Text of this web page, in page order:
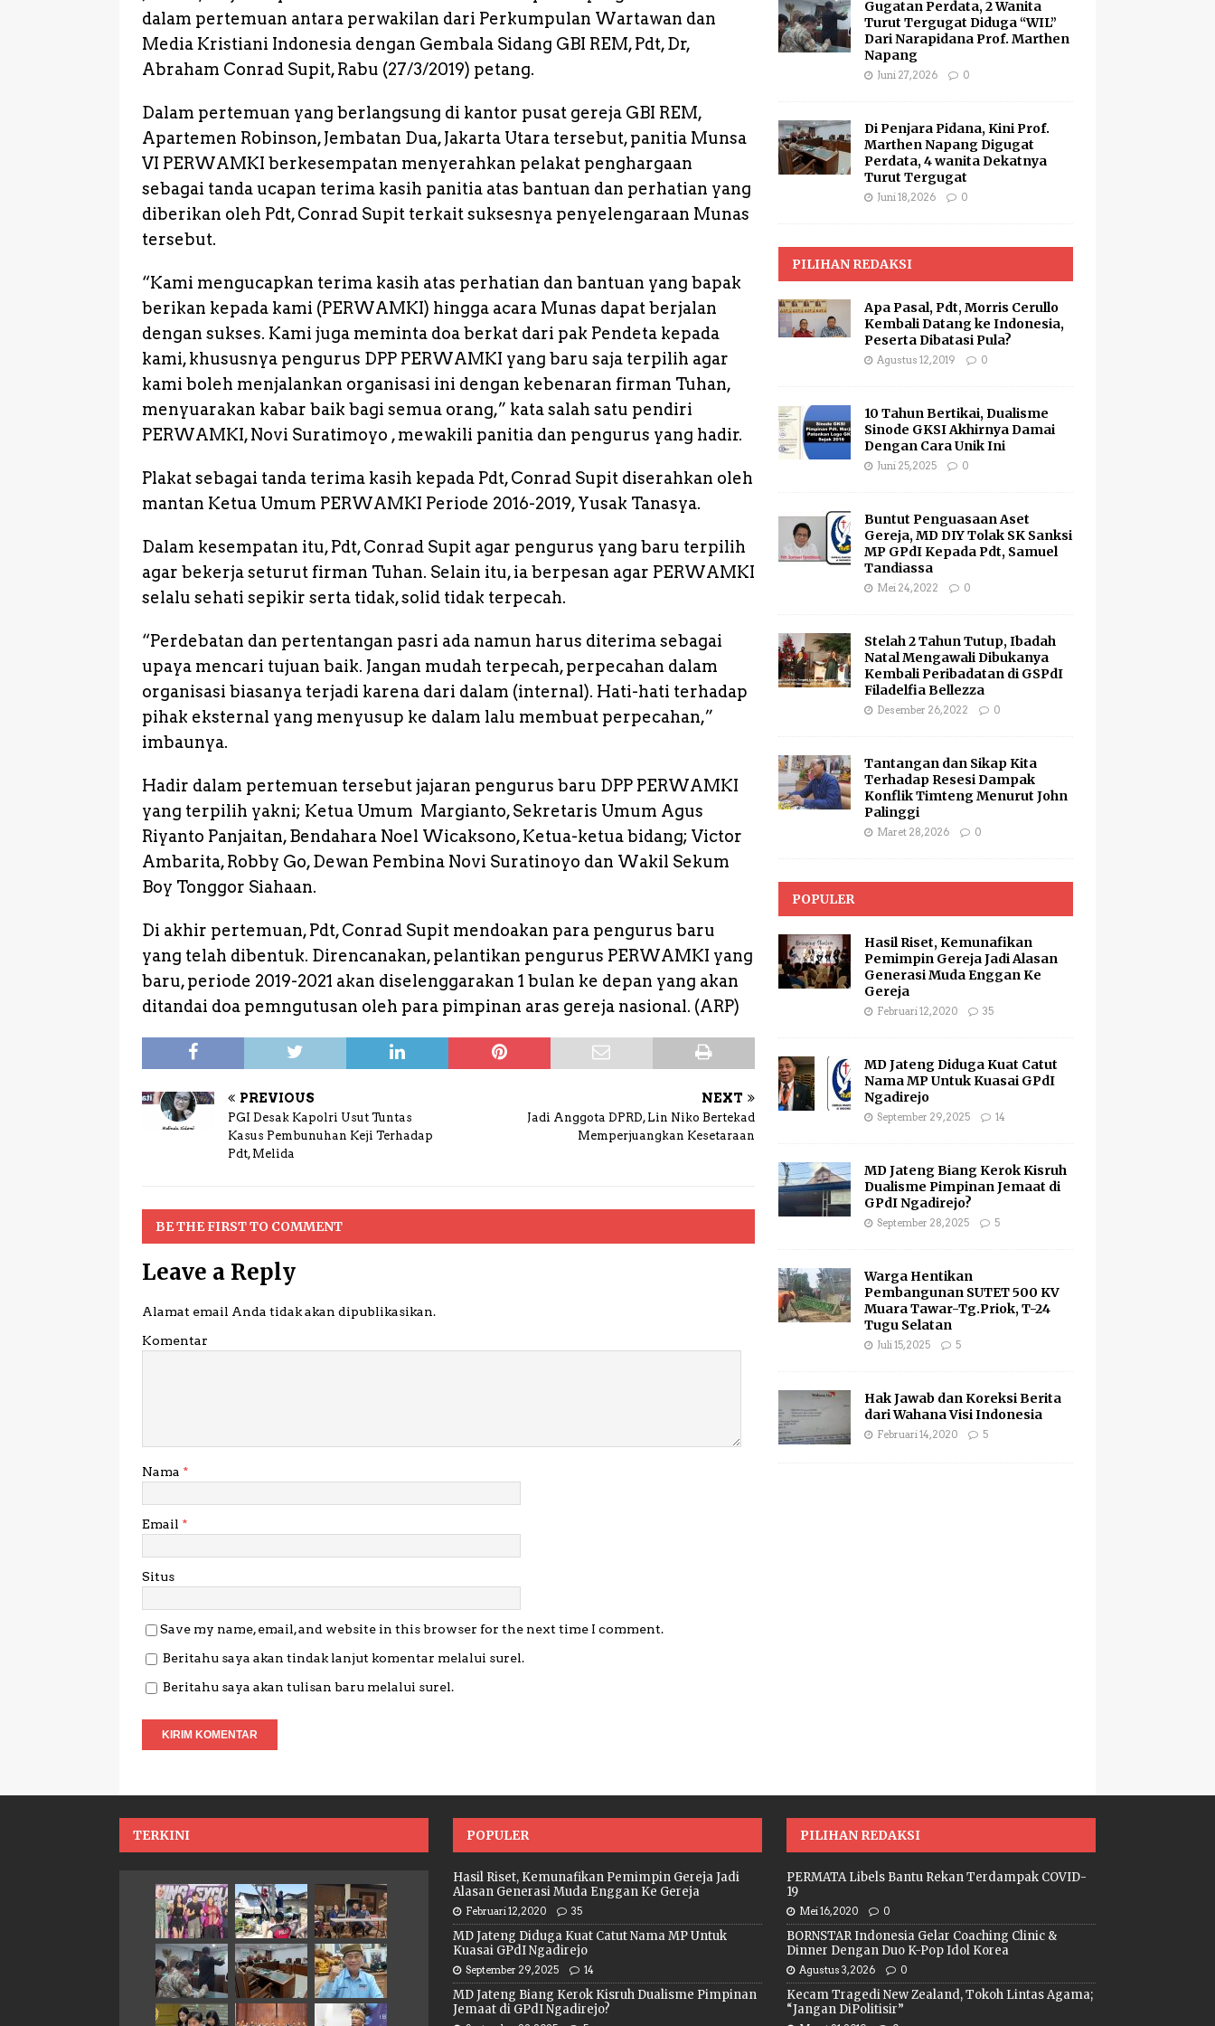
e
b
o
k
te
r
ts
A
p
e a
o
s
e
n
e
r
p
e
il y
L
i
k
r
e
dalam pertemuan antara perwakilan dari Perkumpulan Wartawan dan
Media Kristiani Indonesia dengan Gembala Sidang GBI REM, Pdt, Dr,
Abraham Conrad Supit, Rabu (27/3/2019) petang.
Dalam pertemuan yang berlangsung di kantor pusat gereja GBI REM,
Apartemen Robinson, Jembatan Dua, Jakarta Utara tersebut, panitia Munsa
VI PERWAMKI berkesempatan menyerahkan pelakat penghargaan
sebagai tanda ucapan terima kasih panitia atas bantuan dan perhatian yang
diberikan oleh Pdt, Conrad Supit terkait suksesnya penyelengaraan Munas
tersebut.
“Kami mengucapkan terima kasih atas perhatian dan bantuan yang bapak
berikan kepada kami (PERWAMKI) hingga acara Munas dapat berjalan
dengan sukses. Kami juga meminta doa berkat dari pak Pendeta kepada
kami, khususnya pengurus DPP PERWAMKI yang baru saja terpilih agar
kami boleh menjalankan organisasi ini dengan kebenaran firman Tuhan,
menyuarakan kabar baik bagi semua orang,” kata salah satu pendiri
PERWAMKI, Novi Suratimoyo , mewakili panitia dan pengurus yang hadir.
Plakat sebagai tanda terima kasih kepada Pdt, Conrad Supit diserahkan oleh
mantan Ketua Umum PERWAMKI Periode 2016-2019, Yusak Tanasya.
Dalam kesempatan itu, Pdt, Conrad Supit agar pengurus yang baru terpilih
agar bekerja seturut firman Tuhan. Selain itu, ia berpesan agar PERWAMKI
selalu sehati sepikir serta tidak, solid tidak terpecah.
“Perdebatan dan pertentangan pasri ada namun harus diterima sebagai
upaya mencari tujuan baik. Jangan mudah terpecah, perpecahan dalam
organisasi biasanya terjadi karena dari dalam (internal). Hati-hati terhadap
pihak eksternal yang menyusup ke dalam lalu membuat perpecahan,”
imbaunya.
Hadir dalam pertemuan tersebut jajaran pengurus baru DPP PERWAMKI
yang terpilih yakni; Ketua Umum Margianto, Sekretaris Umum Agus
Riyanto Panjaitan, Bendahara Noel Wicaksono, Ketua-ketua bidang; Victor
Ambarita, Robby Go, Dewan Pembina Novi Suratinoyo dan Wakil Sekum
Boy Tonggor Siahaan.
Di akhir pertemuan, Pdt, Conrad Supit mendoakan para pengurus baru
yang telah dibentuk. Direncanakan, pelantikan pengurus PERWAMKI yang
baru, periode 2019-2021 akan diselenggarakan 1 bulan ke depan yang akan
ditandai doa pemngutusan oleh para pimpinan aras gereja nasional. (ARP)
PREVIOUS
PGI Desak Kapolri Usut Tuntas
Kasus Pembunuhan Keji Terhadap
Pdt, Melida
NEXT
Jadi Anggota DPRD, Lin Niko Bertekad
Memperjuangkan Kesetaraan
BE THE FIRST TO COMMENT
Leave a Reply
Alamat email Anda tidak akan dipublikasikan.
Komentar
Nama *
Email *
Situs
Save my name, email, and website in this browser for the next time I comment.
Beritahu saya akan tindak lanjut komentar melalui surel.
Beritahu saya akan tulisan baru melalui surel.
Gugatan Perdata, 2 Wanita
Turut Tergugat Diduga “WIL”
Dari Narapidana Prof. Marthen
Napang
Juni 27, 2026 0
Di Penjara Pidana, Kini Prof.
Marthen Napang Digugat
Perdata, 4 wanita Dekatnya
Turut Tergugat
Juni 18, 2026 0
PILIHAN REDAKSI
Apa Pasal, Pdt, Morris Cerullo
Kembali Datang ke Indonesia,
Peserta Dibatasi Pula?
Agustus 12, 2019 0
10 Tahun Bertikai, Dualisme
Sinode GKSI Akhirnya Damai
Dengan Cara Unik Ini
Juni 25, 2025 0
Buntut Penguasaan Aset
Gereja, MD DIY Tolak SK Sanksi
MP GPdI Kepada Pdt, Samuel
Tandiassa
Mei 24, 2022 0
Stelah 2 Tahun Tutup, Ibadah
Natal Mengawali Dibukanya
Kembali Peribadatan di GSPdI
Filadelfia Bellezza
Desember 26, 2022 0
Tantangan dan Sikap Kita
Terhadap Resesi Dampak
Konflik Timteng Menurut John
Palinggi
Maret 28, 2026 0
POPULER
Hasil Riset, Kemunafikan
Pemimpin Gereja Jadi Alasan
Generasi Muda Enggan Ke
Gereja
Februari 12, 2020 35
MD Jateng Diduga Kuat Catut
Nama MP Untuk Kuasai GPdI
Ngadirejo
September 29, 2025 14
MD Jateng Biang Kerok Kisruh
Dualisme Pimpinan Jemaat di
GPdI Ngadirejo?
September 28, 2025 5
Warga Hentikan
Pembangunan SUTET 500 KV
Muara Tawar-Tg.Priok, T-24
Tugu Selatan
Juli 15, 2025 5
Hak Jawab dan Koreksi Berita
dari Wahana Visi Indonesia
Februari 14, 2020 5
TERKINI POPULER
Hasil Riset, Kemunafikan Pemimpin Gereja Jadi
Alasan Generasi Muda Enggan Ke Gereja
Februari 12, 2020 35
MD Jateng Diduga Kuat Catut Nama MP Untuk
Kuasai GPdI Ngadirejo
September 29, 2025 14
MD Jateng Biang Kerok Kisruh Dualisme Pimpinan
Jemaat di GPdI Ngadirejo?
PILIHAN REDAKSI
PERMATA Libels Bantu Rekan Terdampak COVID-
19
Mei 16, 2020 0
BORNSTAR Indonesia Gelar Coaching Clinic &
Dinner Dengan Duo K-Pop Idol Korea
Agustus 3, 2026 0
Kecam Tragedi New Zealand, Tokoh Lintas Agama;
“Jangan DiPolitisir”